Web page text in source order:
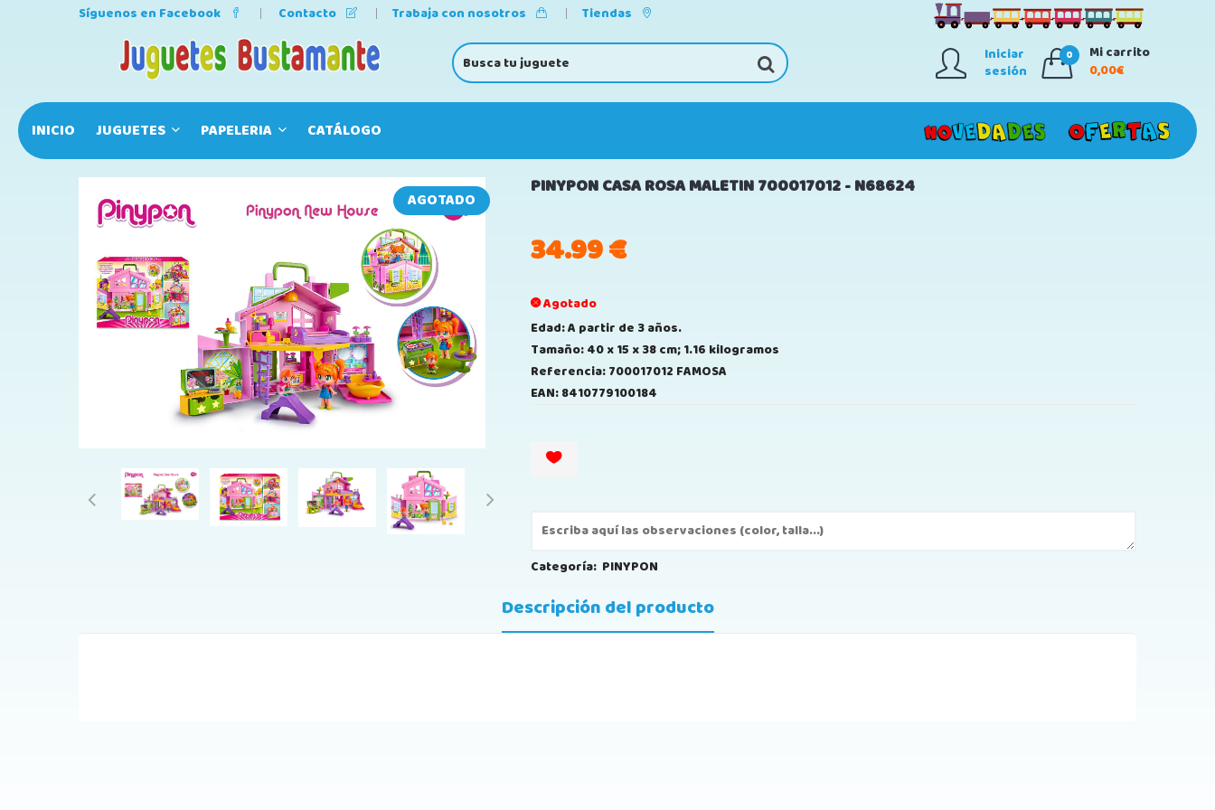
Síguenos en Facebook Contacto Trabaja con nosotros Tiendas
Iniciar
sesión
0
Mi carrito
0,00€
INICIO JUGUETES PAPELERIA CATÁLOGO
AGOTADO
PINYPON CASA ROSA MALETIN 700017012 - N68624
34.99€
Agotado
Edad: A partir de 3 años.
Tamaño: 40 x 15 x 38 cm; 1.16 kilogramos
Referencia: 700017012 FAMOSA
EAN: 8410779100184
Categoría: PINYPON
Descripción del producto